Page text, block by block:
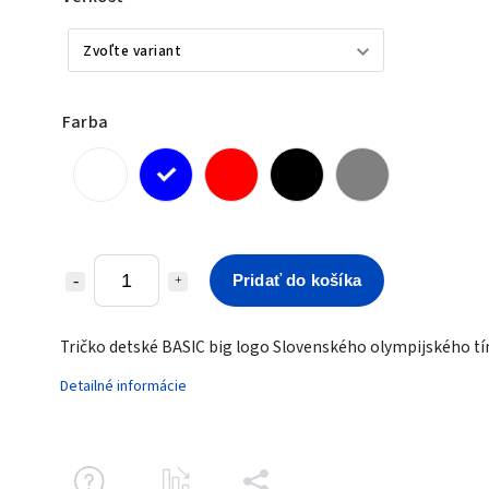
Farba
Pridať do košíka
Tričko detské BASIC big logo Slovenského olympijského
Detailné informácie